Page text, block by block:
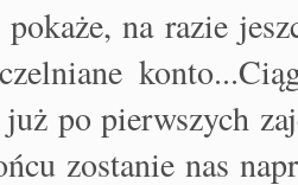
pokaże, na razie
po pierwszych
zostanie nas